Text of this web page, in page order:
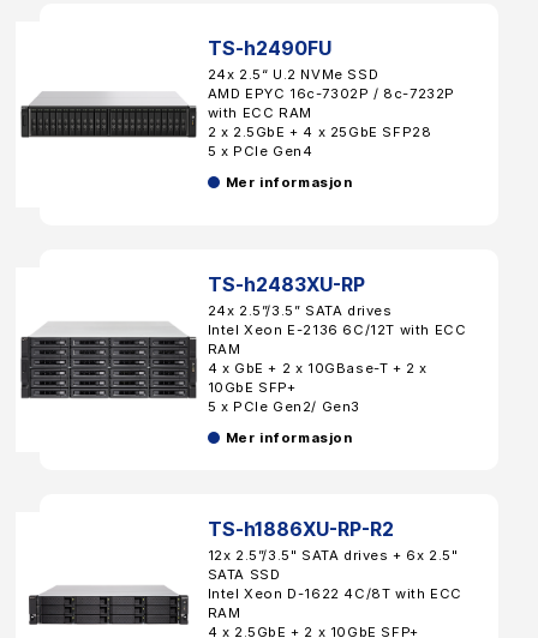
TS-h2490FU
24x 2.5“ U.2 NVMe SSD
AMD EPYC 16c-7302P / 8c-7232P
with ECC RAM
2 x 2.5GbE + 4 x 25GbE SFP28
5 x PCIe Gen4
Mer informasjon
TS-h2483XU-RP
24x 2.5”/3.5” SATA drives
Intel Xeon E-2136 6C/12T with ECC
RAM
4 x GbE + 2 x 10GBase-T + 2 x
10GbE SFP+
5 x PCIe Gen2/ Gen3
Mer informasjon
TS-h1886XU-RP-R2
12x 2.5”/3.5" SATA drives + 6x 2.5"
SATA SSD
Intel Xeon D-1622 4C/8T with ECC
RAM
4 x 2.5GbE + 2 x 10GbE SFP+